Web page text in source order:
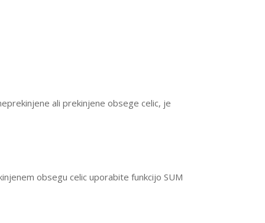
ali prekinjene obsege celic, je
obsegu celic uporabite funkcijo SUM